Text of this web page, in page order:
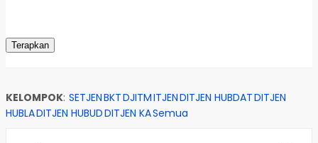
KELOMPOK: SETJENBKTDJITMITJENDITJEN HUBDATDITJEN
HUBLADITJEN HUBUDDITJEN KASemua